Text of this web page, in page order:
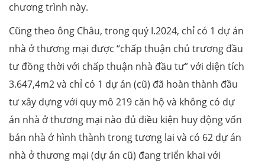
chương trình này.
Cũng theo ông Châu, trong quý I.2024, chỉ có 1 dự án
nhà ở thương mại được “chấp thuận chủ trương đầu
tư đồng thời với chấp thuận nhà đầu tư” với diện tích
3.647,4m2 và chỉ có 1 dự án (cũ) đã hoàn thành đầu
tư xây dựng với quy mô 219 căn hộ và không có dự
án nhà ở thương mại nào đủ điều kiện huy động vốn
bán nhà ở hình thành trong tương lai và có 62 dự án
nhà ở thương mại (dự án cũ) đang triển khai với